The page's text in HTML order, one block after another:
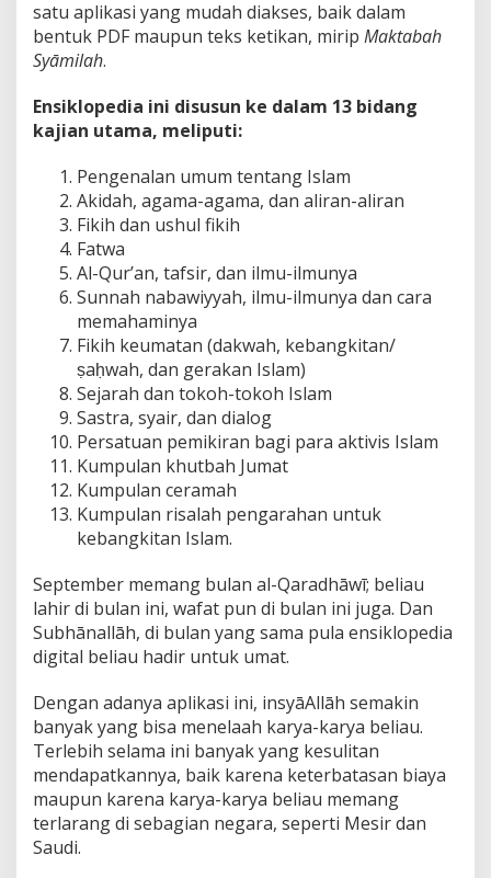
satu aplikasi yang mudah diakses, baik dalam
bentuk PDF maupun teks ketikan, mirip Maktabah
Syāmilah.
Ensiklopedia ini disusun ke dalam 13 bidang
kajian utama, meliputi:
Pengenalan umum tentang Islam
Akidah, agama-agama, dan aliran-aliran
Fikih dan ushul fikih
Fatwa
Al-Qur’an, tafsir, dan ilmu-ilmunya
Sunnah nabawiyyah, ilmu-ilmunya dan cara
memahaminya
Fikih keumatan (dakwah, kebangkitan/
ṣaḥwah, dan gerakan Islam)
Sejarah dan tokoh-tokoh Islam
Sastra, syair, dan dialog
Persatuan pemikiran bagi para aktivis Islam
Kumpulan khutbah Jumat
Kumpulan ceramah
Kumpulan risalah pengarahan untuk
kebangkitan Islam.
September memang bulan al-Qaradhāwī; beliau
lahir di bulan ini, wafat pun di bulan ini juga. Dan
Subhānallāh, di bulan yang sama pula ensiklopedia
digital beliau hadir untuk umat.
Dengan adanya aplikasi ini, insyāAllāh semakin
banyak yang bisa menelaah karya-karya beliau.
Terlebih selama ini banyak yang kesulitan
mendapatkannya, baik karena keterbatasan biaya
maupun karena karya-karya beliau memang
terlarang di sebagian negara, seperti Mesir dan
Saudi.